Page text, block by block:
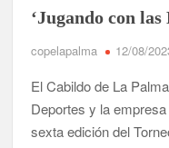
‘Jugando con las
copelapalma 12/08/
El Cabildo de La
Deportes y la
sexta edición del